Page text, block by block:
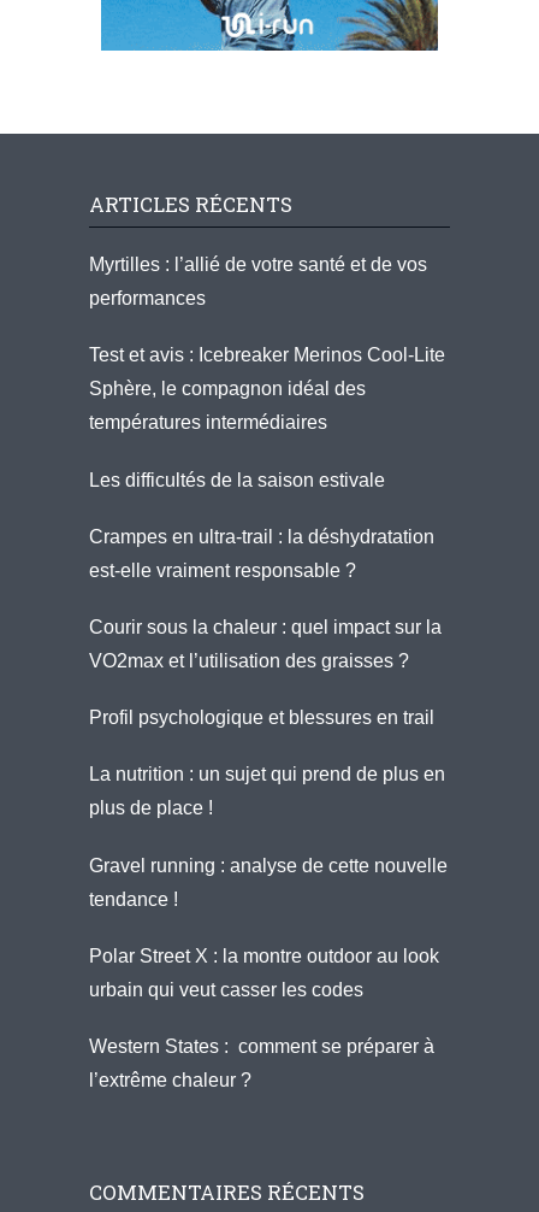
ARTICLES RÉCENTS
Myrtilles : l’allié de votre santé et de vos
performances
Test et avis : Icebreaker Merinos Cool-Lite
Sphère, le compagnon idéal des
températures intermédiaires
Les difficultés de la saison estivale
Crampes en ultra-trail : la déshydratation
est-elle vraiment responsable ?
Courir sous la chaleur : quel impact sur la
VO2max et l’utilisation des graisses ?
Profil psychologique et blessures en trail
La nutrition : un sujet qui prend de plus en
plus de place !
Gravel running : analyse de cette nouvelle
tendance !
Polar Street X : la montre outdoor au look
urbain qui veut casser les codes
Western States : comment se préparer à
l’extrême chaleur ?
COMMENTAIRES RÉCENTS